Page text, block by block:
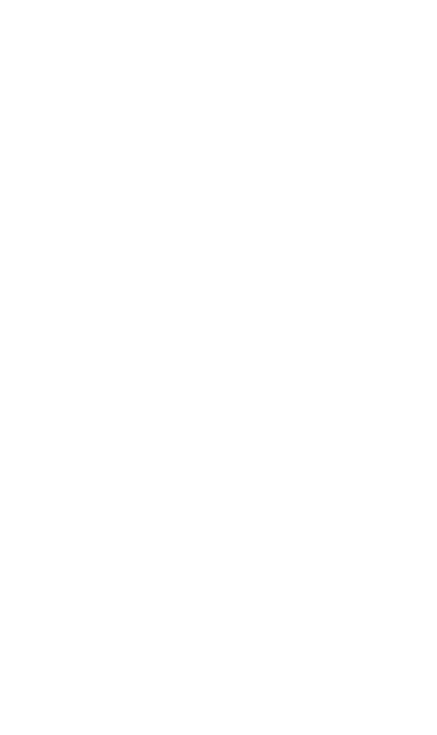
molécules messagères, de manière
cellules bien spécifiques. Ces cellules
à s'adapter au stimulus
directe avec ce type d'entraînement effectué,
ou de la nutrition autour du training.
faible, surtout par rapport à la proposition de
la concentration en BCAA a
tissu musculaire répond à une certaine